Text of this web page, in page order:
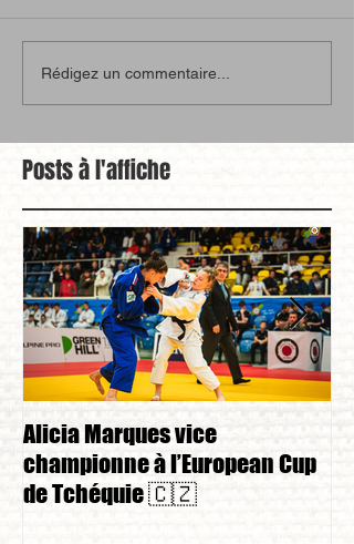
Rédigez un commentaire...
Posts à l'affiche
Alicia Marques vice
championne à l’European Cup
de Tchéquie 🇨🇿